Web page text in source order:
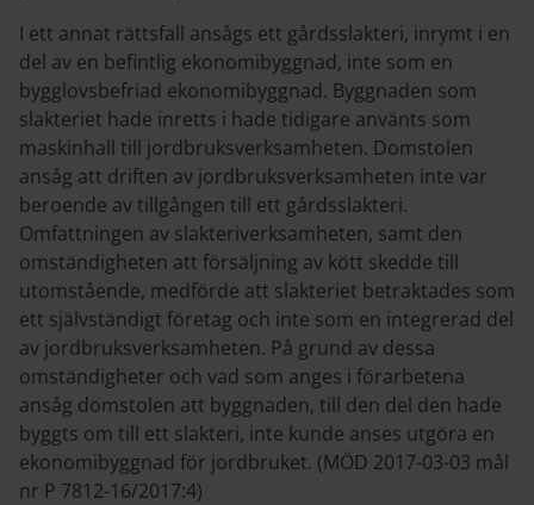
I ett annat rättsfall ansågs ett gårdsslakteri, inrymt i en
del av en befintlig ekonomibyggnad, inte som en
bygglovsbefriad ekonomibyggnad. Byggnaden som
slakteriet hade inretts i hade tidigare använts som
maskinhall till jordbruksverksamheten. Domstolen
ansåg att driften av jordbruksverksamheten inte var
beroende av tillgången till ett gårdsslakteri.
Omfattningen av slakteriverksamheten, samt den
omständigheten att försäljning av kött skedde till
utomstående, medförde att slakteriet betraktades som
ett självständigt företag och inte som en integrerad del
av jordbruksverksamheten. På grund av dessa
omständigheter och vad som anges i förarbetena
ansåg domstolen att byggnaden, till den del den hade
byggts om till ett slakteri, inte kunde anses utgöra en
ekonomibyggnad för jordbruket. (MÖD 2017-03-03 mål
nr P 7812-16/2017:4)